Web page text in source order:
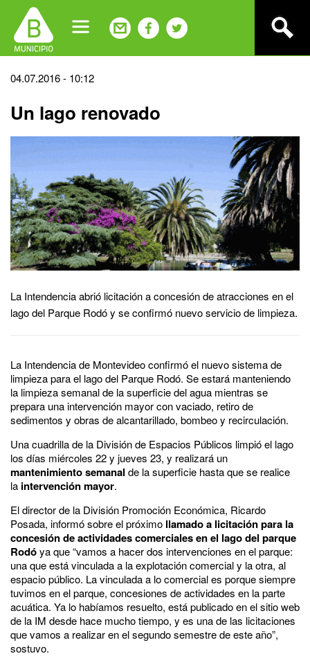
navigation
Back
top
04.07.2016 - 10:12
Un lago renovado
La Intendencia abrió licitación a concesión de atracciones en el
lago del Parque Rodó y se confirmó nuevo servicio de limpieza.
La Intendencia de Montevideo confirmó el nuevo sistema de
limpieza para el lago del Parque Rodó. Se estará manteniendo
la limpieza semanal de la superficie del agua mientras se
prepara una intervención mayor con vaciado, retiro de
sedimentos y obras de alcantarillado, bombeo y recirculación.
Una cuadrilla de la División de Espacios Públicos limpió el lago
los días miércoles 22 y jueves 23, y realizará un
mantenimiento semanal de la superficie hasta que se realice
la intervención mayor.
El director de la División Promoción Económica, Ricardo
Posada, informó sobre el próximo llamado a licitación para la
concesión de actividades comerciales en el lago del parque
Rodóya que “vamos a hacer dos intervenciones en el parque:
una que está vinculada a la explotación comercial y la otra, al
espacio público. La vinculada a lo comercial es porque siempre
tuvimos en el parque, concesiones de actividades en la parte
acuática. Ya lo habíamos resuelto, está publicado en el sitio web
de la IM desde hace mucho tiempo, y es una de las licitaciones
que vamos a realizar en el segundo semestre de este año”,
sostuvo.